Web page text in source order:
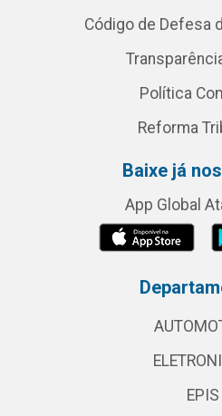
Código de Defesa
Política
Reforma
Baixe já
App Global
EPIS